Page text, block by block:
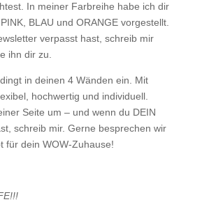
In meiner Farbreihe habe ich dir
BLAU und ORANGE vorgestellt.
verpasst hast, schreib mir
ihn dir zu.
in deinen 4 Wänden ein. Mit
hochwertig und individuell.
Seite um – und wenn du DEIN
schreib mir. Gerne besprechen wir
für dein WOW-Zuhause!